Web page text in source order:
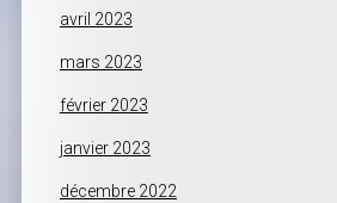
avril 2023
mars 2023
février 2023
janvier 2023
décembre 2022